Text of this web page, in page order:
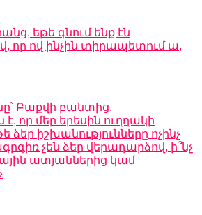
եթե գնում ենք էն
որ ով ինչին տիրապետում ա,
Բաքվի բանտից.
որ մեր երեսին ուղղակի
ձեր իշխանությունները ոչինչ
չեն ձեր վերադարձով, ի՞նչ
ատյաններից կամ